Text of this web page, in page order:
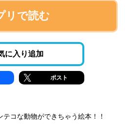
リで読む
に入り追加
ポスト
コな動物ができちゃう絵本！！